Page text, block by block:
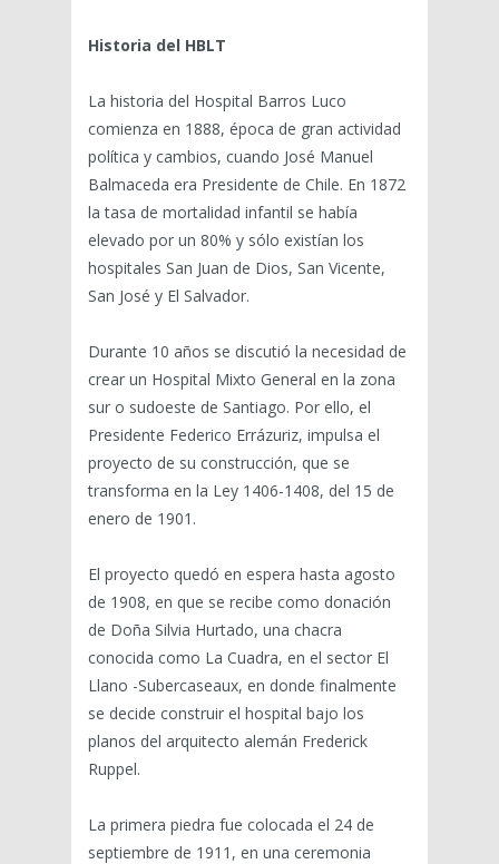
Historia del HBLT
La historia del Hospital Barros Luco
comienza en 1888, época de gran actividad
política y cambios, cuando José Manuel
Balmaceda era Presidente de Chile. En 1872
la tasa de mortalidad infantil se había
elevado por un 80% y sólo existían los
hospitales San Juan de Dios, San Vicente,
San José y El Salvador.
Durante 10 años se discutió la necesidad de
crear un Hospital Mixto General en la zona
sur o sudoeste de Santiago. Por ello, el
Presidente Federico Errázuriz, impulsa el
proyecto de su construcción, que se
transforma en la Ley 1406-1408, del 15 de
enero de 1901.
El proyecto quedó en espera hasta agosto
de 1908, en que se recibe como donación
de Doña Silvia Hurtado, una chacra
conocida como La Cuadra, en el sector El
Llano -Subercaseaux, en donde finalmente
se decide construir el hospital bajo los
planos del arquitecto alemán Frederick
Ruppel.
La primera piedra fue colocada el 24 de
septiembre de 1911, en una ceremonia